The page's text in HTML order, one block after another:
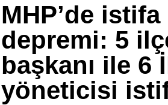
MHP’de istifa
depremi: 5
başkanı ile 6
yöneticisi